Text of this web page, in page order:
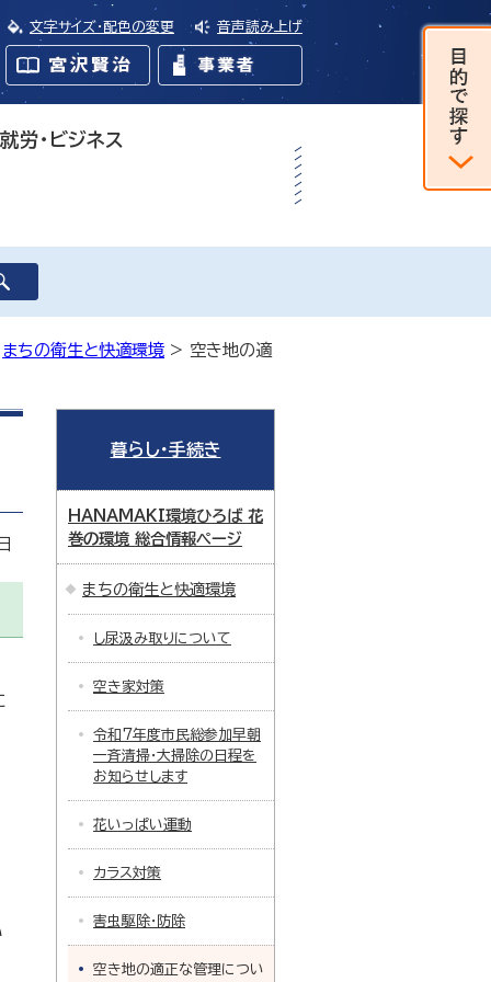
文字サイズ・配色の変更 音声読み上げ
労・ビジネス
まちの衛生と快適環境 > 空き地の適
暮らし・手続き
HANAMAKI環境ひろば 花
巻の環境 総合情報ページ
まちの衛生と快適環境
し尿汲み取りについて
空き家対策
令和7年度市民総参加早朝
一斉清掃・大掃除の日程を
お知らせします
花いっぱい運動
カラス対策
害虫駆除・防除
空き地の適正な管理につい